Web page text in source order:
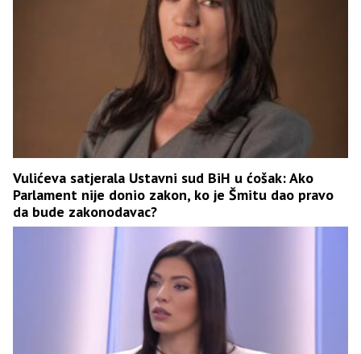
Vulićeva satjerala Ustavni sud BiH u ćošak: Ako
Parlament nije donio zakon, ko je Šmitu dao pravo
da bude zakonodavac?